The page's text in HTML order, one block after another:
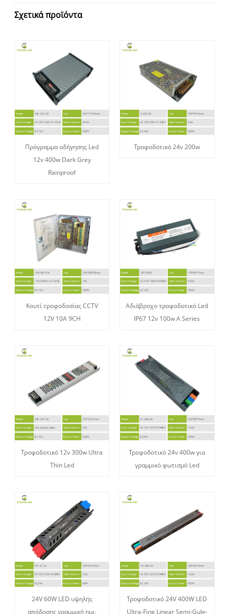
Σχετικά προϊόντα
Πρόγραμμα οδήγησης Led
12v 400w Dark Grey
Rainproof
Τροφοδοτικό 24v 200w
Κουτί τροφοδοσίας CCTV
12V 10A 9CH
Αδιάβροχο τροφοδοτικό Led
IP67 12v 100w A Series
Τροφοδοτικό 12v 300w Ultra
Thin Led
Τροφοδοτικό 24v 400w για
γραμμικό φωτισμό Led
24V 60W LED υψηλής
απόδοσης γραμμική ημι-
Τροφοδοτικό 24V 400W LED
Ultra-Fine Linear Semi-Gule-